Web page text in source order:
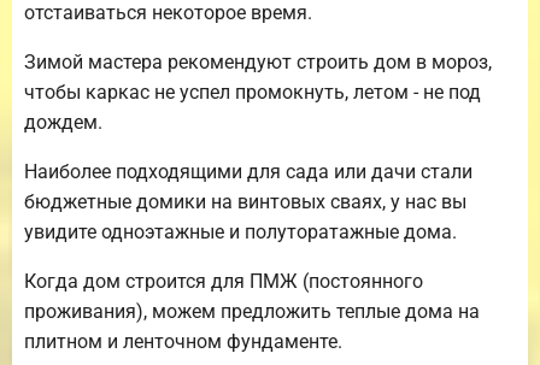
отстаиваться некоторое время.
Зимой мастера рекомендуют строить дом в мороз,
чтобы каркас не успел промокнуть, летом - не под
дождем.
Наиболее подходящими для сада или дачи стали
бюджетные домики на винтовых сваях, у нас вы
увидите одноэтажные и полуторатажные дома.
Когда дом строится для ПМЖ (постоянного
проживания), можем предложить теплые дома на
плитном и ленточном фундаменте.